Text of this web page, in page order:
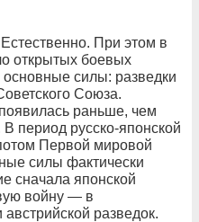
При этом в
открытых боевых
основные силы: разведки
Союза.
раньше, чем
период русско-японской
Первой мировой
силы фактически
сначала японской
войну — в
разведок.